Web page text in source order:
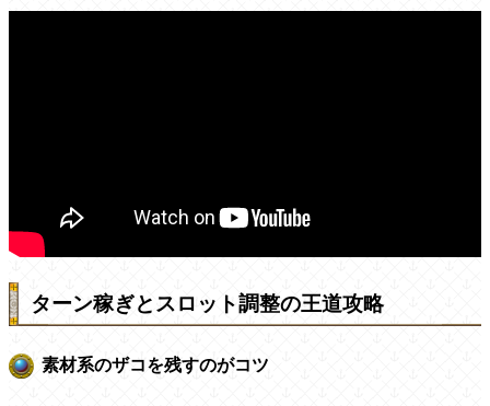
ターン稼ぎとスロット調整の王道攻略
素材系のザコを残すのがコツ